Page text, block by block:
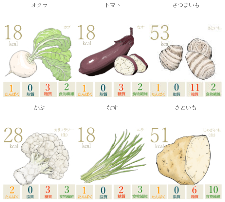
オクラ
かぶ
トマト
なす
さつまいも
さといも